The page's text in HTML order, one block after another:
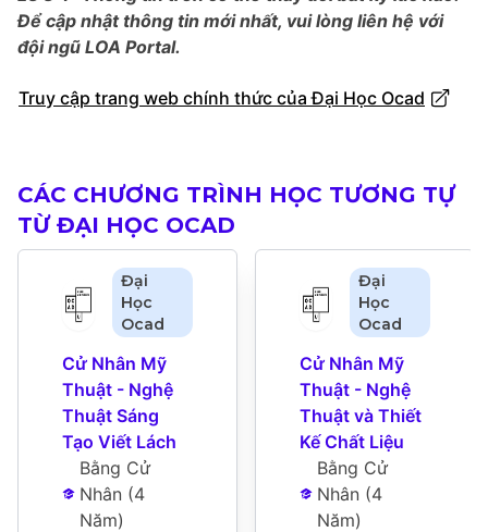
Để cập nhật thông tin mới nhất, vui lòng liên hệ với
đội ngũ LOA Portal.
Truy cập trang web chính thức của Đại Học Ocad
CÁC CHƯƠNG TRÌNH HỌC TƯƠNG TỰ
TỪ ĐẠI HỌC OCAD
Đại
Học
Ocad
Cử Nhân Mỹ
Thuật - Nghệ
Thuật Sáng
Tạo Viết Lách
Bằng Cử
Nhân (4
Năm)
Đại
Học
Ocad
Cử Nhân Mỹ
Thuật - Nghệ
Thuật và Thiết
Kế Chất Liệu
Bằng Cử
Nhân (4
Năm)